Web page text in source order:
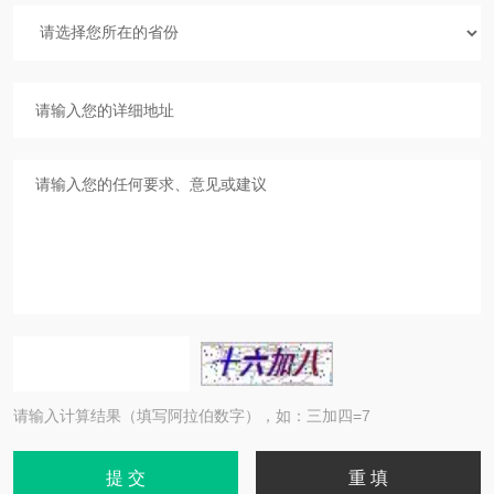
请输入计算结果（填写阿拉伯数字），如：三加四=7